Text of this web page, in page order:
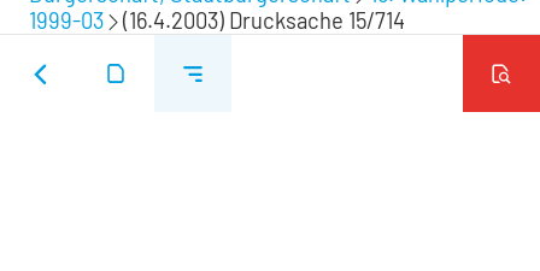
1999-03
(16.4.2003) Drucksache 15/714